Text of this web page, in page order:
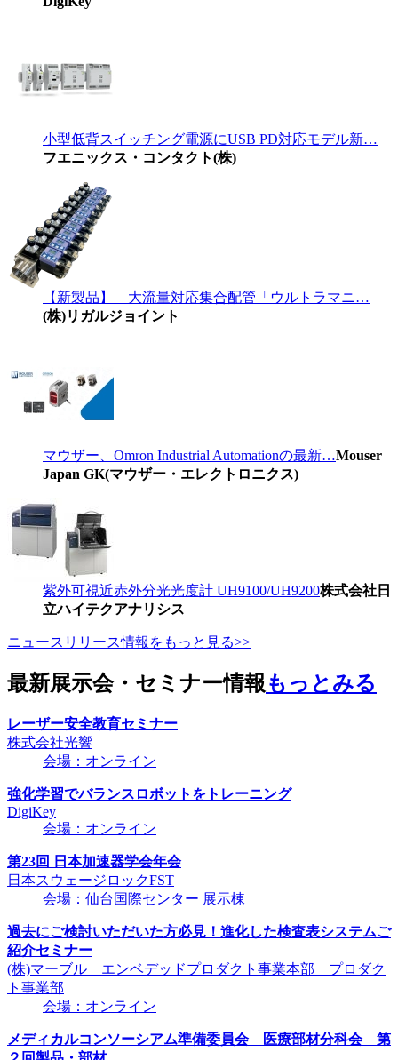
小型低背スイッチング電源にUSB PD対応モデル新…
フエニックス・コンタクト(株)
【新製品】 大流量対応集合配管「ウルトラマニ…
(株)リガルジョイント
マウザー、Omron Industrial Automationの最新…Mouser
Japan GK(マウザー・エレクトロニクス)
紫外可視近赤外分光光度計 UH9100/UH9200株式会社日
立ハイテクアナリシス
ニュースリリース情報をもっと見る>>
最新展示会・セミナー情報もっとみる
レーザー安全教育セミナー
株式会社光響
会場：オンライン
強化学習でバランスロボットをトレーニング
DigiKey
会場：オンライン
第23回 日本加速器学会年会
日本スウェージロックFST
会場：仙台国際センター 展示棟
過去にご検討いただいた方必見！進化した検査表システムご
紹介セミナー
(株)マーブル エンベデッドプロダクト事業本部 プロダク
ト事業部
会場：オンライン
メディカルコンソーシアム準備委員会 医療部材分科会 第